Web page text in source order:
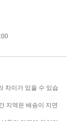
차이가 있을 수 있습
지역은 배송이 지연